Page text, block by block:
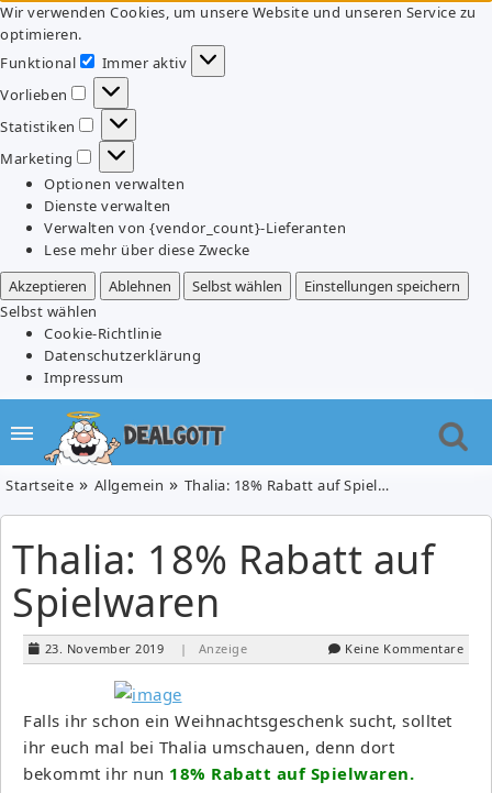
Wir verwenden Cookies, um unsere Website und unseren Service zu
optimieren.
Funktional
Funktional
Immer aktiv
Vorlieben
Vorlieben
Statistiken
Statistiken
Marketing
Marketing
Optionen verwalten
Dienste verwalten
Verwalten von {vendor_count}-Lieferanten
Lese mehr über diese Zwecke
Akzeptieren
Ablehnen Selbst wählen
Einstellungen speichern
Selbst wählen
Cookie-Richtlinie
Datenschutzerklärung
Impressum
Startseite Allgemein Thalia: 18% Rabatt auf Spielwaren
Thalia: 18% Rabatt auf
Spielwaren
23. November 2019 | Anzeige Keine Kommentare
Falls ihr schon ein Weihnachtsgeschenk sucht, solltet
ihr euch mal bei Thalia umschauen, denn dort
bekommt ihr nun 18% Rabatt auf Spielwaren.